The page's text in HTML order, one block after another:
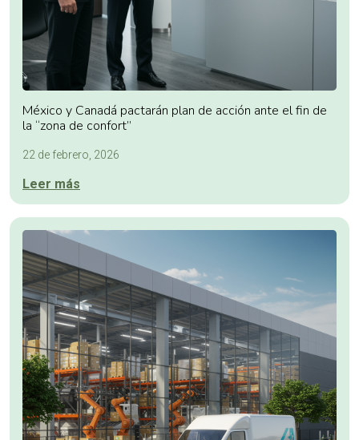
México y Canadá pactarán plan de acción ante el fin de
la “zona de confort”
22 de febrero, 2026
Leer más